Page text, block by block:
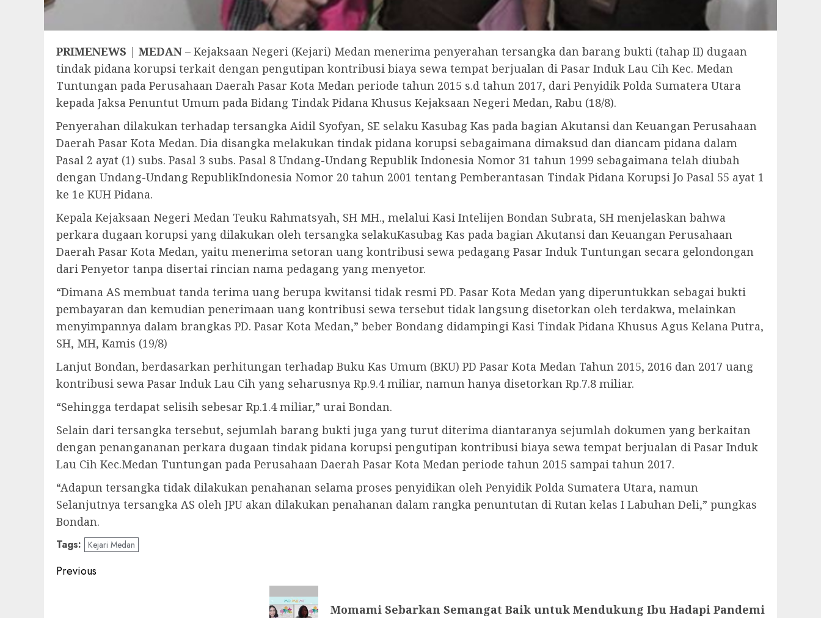
PRIMENEWS | MEDAN – Kejaksaan Negeri (Kejari) Medan menerima penyerahan tersangka dan barang bukti (tahap II) dugaan
tindak pidana korupsi terkait dengan pengutipan kontribusi biaya sewa tempat berjualan di Pasar Induk Lau Cih Kec. Medan
Tuntungan pada Perusahaan Daerah Pasar Kota Medan periode tahun 2015 s.d tahun 2017, dari Penyidik Polda Sumatera Utara
kepada Jaksa Penuntut Umum pada Bidang Tindak Pidana Khusus Kejaksaan Negeri Medan, Rabu (18/8).
Penyerahan dilakukan terhadap tersangka Aidil Syofyan, SE selaku Kasubag Kas pada bagian Akutansi dan Keuangan Perusahaan
Daerah Pasar Kota Medan. Dia disangka melakukan tindak pidana korupsi sebagaimana dimaksud dan diancam pidana dalam
Pasal 2 ayat (1) subs. Pasal 3 subs. Pasal 8 Undang-Undang Republik Indonesia Nomor 31 tahun 1999 sebagaimana telah diubah
dengan Undang-Undang RepublikIndonesia Nomor 20 tahun 2001 tentang Pemberantasan Tindak Pidana Korupsi Jo Pasal 55 ayat 1
ke 1e KUH Pidana.
Kepala Kejaksaan Negeri Medan Teuku Rahmatsyah, SH MH., melalui Kasi Intelijen Bondan Subrata, SH menjelaskan bahwa
perkara dugaan korupsi yang dilakukan oleh tersangka selakuKasubag Kas pada bagian Akutansi dan Keuangan Perusahaan
Daerah Pasar Kota Medan, yaitu menerima setoran uang kontribusi sewa pedagang Pasar Induk Tuntungan secara gelondongan
dari Penyetor tanpa disertai rincian nama pedagang yang menyetor.
“Dimana AS membuat tanda terima uang berupa kwitansi tidak resmi PD. Pasar Kota Medan yang diperuntukkan sebagai bukti
pembayaran dan kemudian penerimaan uang kontribusi sewa tersebut tidak langsung disetorkan oleh terdakwa, melainkan
menyimpannya dalam brangkas PD. Pasar Kota Medan,” beber Bondang didampingi Kasi Tindak Pidana Khusus Agus Kelana Putra,
SH, MH, Kamis (19/8)
Lanjut Bondan, berdasarkan perhitungan terhadap Buku Kas Umum (BKU) PD Pasar Kota Medan Tahun 2015, 2016 dan 2017 uang
kontribusi sewa Pasar Induk Lau Cih yang seharusnya Rp.9.4 miliar, namun hanya disetorkan Rp.7.8 miliar.
“Sehingga terdapat selisih sebesar Rp.1.4 miliar,” urai Bondan.
Selain dari tersangka tersebut, sejumlah barang bukti juga yang turut diterima diantaranya sejumlah dokumen yang berkaitan
dengan penangananan perkara dugaan tindak pidana korupsi pengutipan kontribusi biaya sewa tempat berjualan di Pasar Induk
Lau Cih Kec.Medan Tuntungan pada Perusahaan Daerah Pasar Kota Medan periode tahun 2015 sampai tahun 2017.
“Adapun tersangka tidak dilakukan penahanan selama proses penyidikan oleh Penyidik Polda Sumatera Utara, namun
Selanjutnya tersangka AS oleh JPU akan dilakukan penahanan dalam rangka penuntutan di Rutan kelas I Labuhan Deli,” pungkas
Bondan.
Tags: Kejari Medan
Post
Previous
Momami Sebarkan Semangat Baik untuk Mendukung Ibu Hadapi Pandemi